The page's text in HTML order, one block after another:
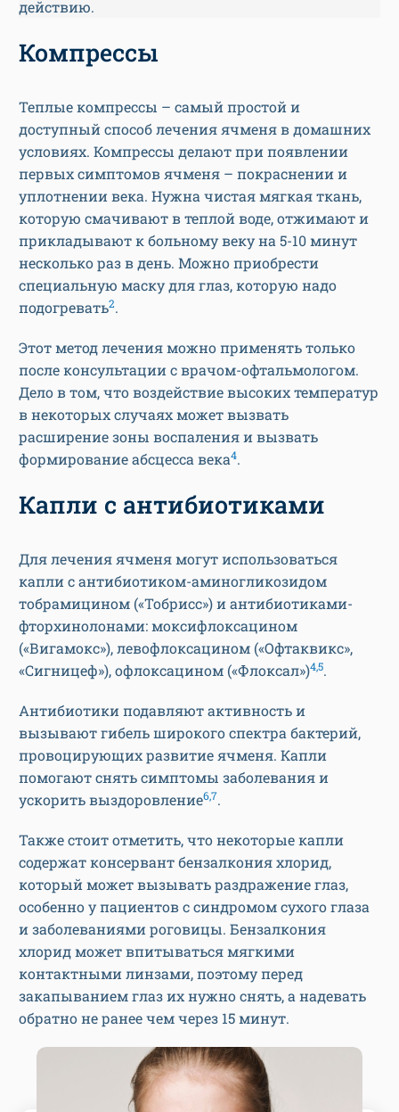
действию.
Компрессы
Теплые компрессы – самый простой и
доступный способ лечения ячменя в домашних
условиях. Компрессы делают при появлении
первых симптомов ячменя – покраснении и
уплотнении века. Нужна чистая мягкая ткань,
которую смачивают в теплой воде, отжимают и
прикладывают к больному веку на 5-10 минут
несколько раз в день. Можно приобрести
специальную маску для глаз, которую надо
подогревать2.
Этот метод лечения можно применять только
после консультации с врачом-офтальмологом.
Дело в том, что воздействие высоких температур
в некоторых случаях может вызвать
расширение зоны воспаления и вызвать
формирование абсцесса века4.
Капли с антибиотиками
Для лечения ячменя могут использоваться
капли с антибиотиком-аминогликозидом
тобрамицином («Тобрисс») и антибиотиками-
фторхинолонами: моксифлоксацином
(«Вигамокс»), левофлоксацином («Офтаквикс»,
«Сигницеф»), офлоксацином («Флоксал»)4,5.
Антибиотики подавляют активность и
вызывают гибель широкого спектра бактерий,
провоцирующих развитие ячменя. Капли
помогают снять симптомы заболевания и
ускорить выздоровление6,7.
Также стоит отметить, что некоторые капли
содержат консервант бензалкония хлорид,
который может вызывать раздражение глаз,
особенно у пациентов с синдромом сухого глаза
и заболеваниями роговицы. Бензалкония
хлорид может впитываться мягкими
контактными линзами, поэтому перед
закапыванием глаз их нужно снять, а надевать
обратно не ранее чем через 15 минут.